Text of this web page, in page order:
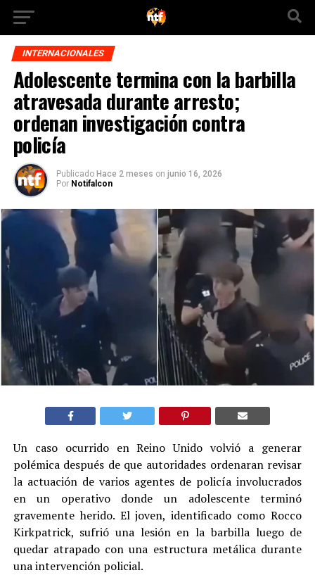
INTERNACIONALES
Adolescente termina con la barbilla
atravesada durante arresto;
ordenan investigación contra
policía
Publicado Hace 2 meses on junio 16, 2026
Por Notifalcon
Un caso ocurrido en Reino Unido volvió a generar
polémica después de que autoridades ordenaran revisar
la actuación de varios agentes de policía involucrados
en un operativo donde un adolescente terminó
gravemente herido. El joven, identificado como Rocco
Kirkpatrick, sufrió una lesión en la barbilla luego de
quedar atrapado con una estructura metálica durante
una intervención policial.